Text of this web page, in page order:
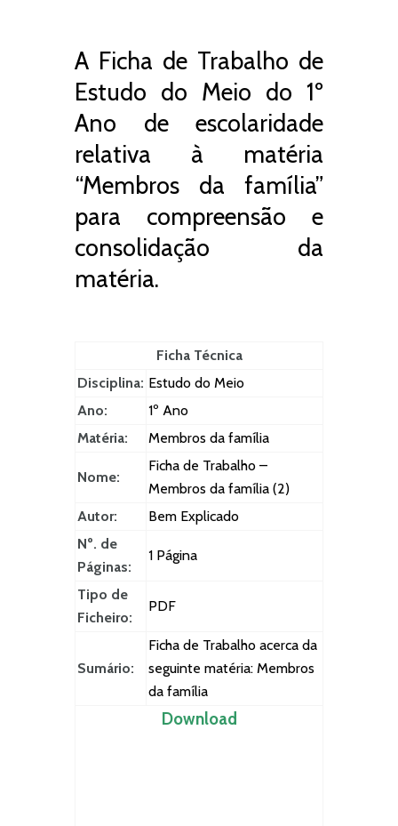
A Ficha de Trabalho de
Estudo do Meio do 1º
Ano de escolaridade
relativa à matéria
“Membros da família”
para compreensão e
consolidação da
matéria.
Ficha Técnica
Disciplina: Estudo do Meio
Ano:
1º Ano
Matéria:
Membros da família
Nome:
Ficha de Trabalho –
Membros da família (2)
Autor:
Bem Explicado
Nº. de
Páginas:
1 Página
Tipo de
Ficheiro:
PDF
Sumário:
Ficha de Trabalho acerca da
seguinte matéria: Membros
da família
Download